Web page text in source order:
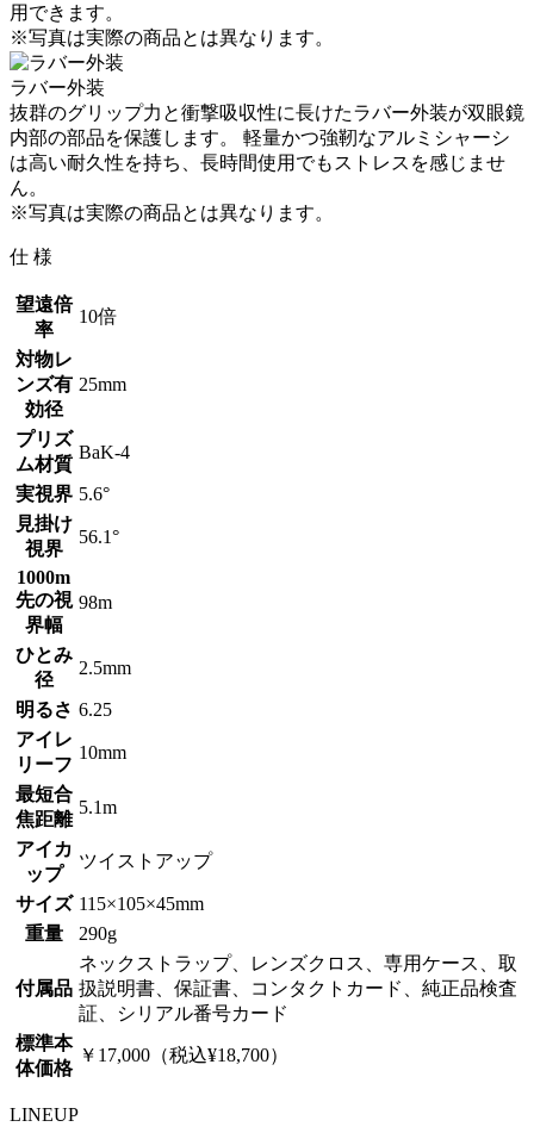
用できます。
※写真は実際の商品とは異なります。
ラバー外装
抜群のグリップ力と衝撃吸収性に長けたラバー外装が双眼鏡
内部の部品を保護します。 軽量かつ強靭なアルミシャーシ
は高い耐久性を持ち、長時間使用でもストレスを感じませ
ん。
※写真は実際の商品とは異なります。
仕 様
望遠倍
率
10倍
対物レ
ンズ有
効径
25mm
プリズ
ム材質
BaK-4
実視界 5.6°
見掛け
視界
56.1°
1000m
先の視
界幅
98m
ひとみ
径
2.5mm
明るさ 6.25
アイレ
リーフ
10mm
最短合
焦距離
5.1m
アイカ
ップ
ツイストアップ
サイズ 115×105×45mm
重量
290g
付属品
ネックストラップ、レンズクロス、専用ケース、取
扱説明書、保証書、コンタクトカード、純正品検査
証、シリアル番号カード
標準本
体価格
￥17,000（税込¥18,700）
LINEUP